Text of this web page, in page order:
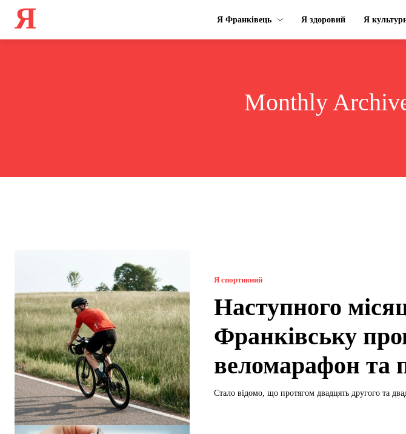
Я Я Франківець Я здоровий Я
Monthly
Я спортивний
Наступного
Франківську
веломарафон та
Стало відомо, що протягом двадцять другого та